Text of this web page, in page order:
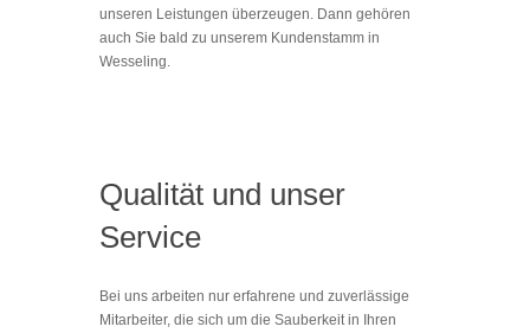
unseren Leistungen überzeugen. Dann gehören
auch Sie bald zu unserem Kundenstamm in
Wesseling.
Qualität und unser
Service
Bei uns arbeiten nur erfahrene und zuverlässige
Mitarbeiter, die sich um die Sauberkeit in Ihren